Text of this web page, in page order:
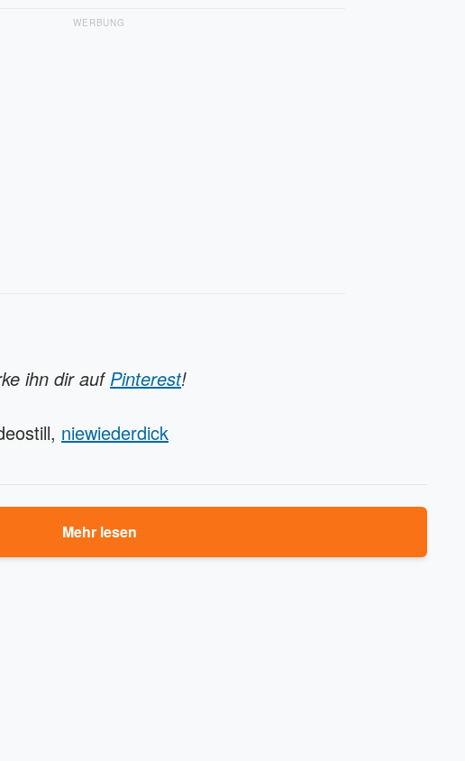
WERBUNG
ihn dir aufPinterest!
niewiederdick
Mehr lesen